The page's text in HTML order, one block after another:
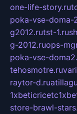
one-life-story.ru
poka-vse-doma-
g2012.rutst-1.ru
g-2012.ruops-
poka-vse-
tehosmotre.ru
raytor-d.ru
store-brawl-